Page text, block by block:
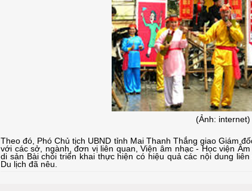
(Ảnh: internet)
Theo đó, Phó Chủ tịch UBND tỉnh Mai Thanh Thắng giao Giám
với các sở, ngành, đơn vị liên quan, Viện âm nhạc - Học viện
di sản Bài chòi triển khai thực hiện có hiệu quả các nội dung
Du lịch đã nêu.